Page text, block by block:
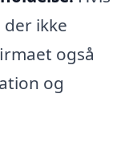
ikke
også
og